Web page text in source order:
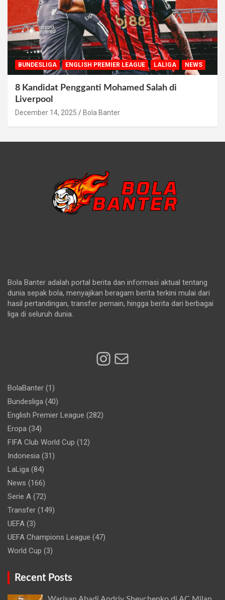
BUNDESLIGA ENGLISH PREMIER LEAGUE LALIGA NEWS
8 Kandidat Pengganti Mohamed Salah di
Liverpool
December 14, 2025 Bola Banter
Bola Banter adalah portal berita dan informasi aktual tentang
dunia sepak bola, menyajikan beragam berita terkini mulai dari
hasil pertandingan, transfer pemain, hingga berita dari berbagai
liga di seluruh dunia.
Instagram
Mail
BolaBanter (1)
Bundesliga (40)
English Premier League (282)
Eropa (34)
FIFA Club World Cup (12)
Indonesia (31)
LaLiga (84)
News (166)
Serie A (72)
Transfer (149)
UEFA (3)
UEFA Champions League (47)
World Cup (3)
Recent Posts